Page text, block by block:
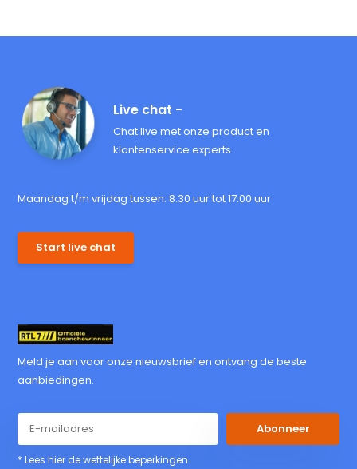
Live chat -
Chat live met onze product en
klantenservice experts
Maandag t/m vrijdag tussen: 8:30 uur tot 17:00 uur
Start live chat
Meld je aan voor onze nieuwsbrief en ontvang de beste
aanbiedingen.
Abonneer
* Lees hier de wettelijke beperkingen